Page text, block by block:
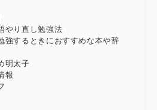
やり直し勉強法
強するときにおすすめな本や辞
明太子
報